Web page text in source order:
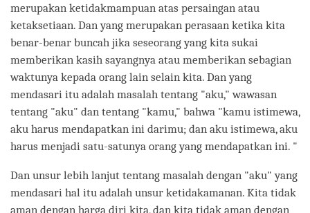
merupakan ketidakmampuan atas persaingan atau
ketaksetiaan. Dan yang merupakan perasaan ketika kita
benar-benar buncah jika seseorang yang kita sukai
memberikan kasih sayangnya atau memberikan sebagian
waktunya kepada orang lain selain kita. Dan yang
mendasari itu adalah masalah tentang "aku," wawasan
tentang "aku" dan tentang "kamu," bahwa "kamu istimewa,
aku harus mendapatkan ini darimu; dan aku istimewa, aku
harus menjadi satu-satunya orang yang mendapatkan ini. "
Dan unsur lebih lanjut tentang masalah dengan "aku" yang
mendasari hal itu adalah unsur ketidakamanan. Kita tidak
aman dengan harga diri kita, dan kita tidak aman dengan